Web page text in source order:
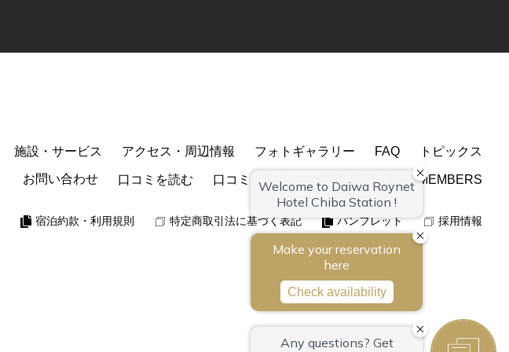
施設・サービス アクセス・周辺情報 フォトギャラリー FAQ トピックス
お問い合わせ 口コミを読む 口コミを書く ROYNET CLUB MEMBERS
宿泊約款・利用規則 特定商取引法に基づく表記 パンフレット 採用情報